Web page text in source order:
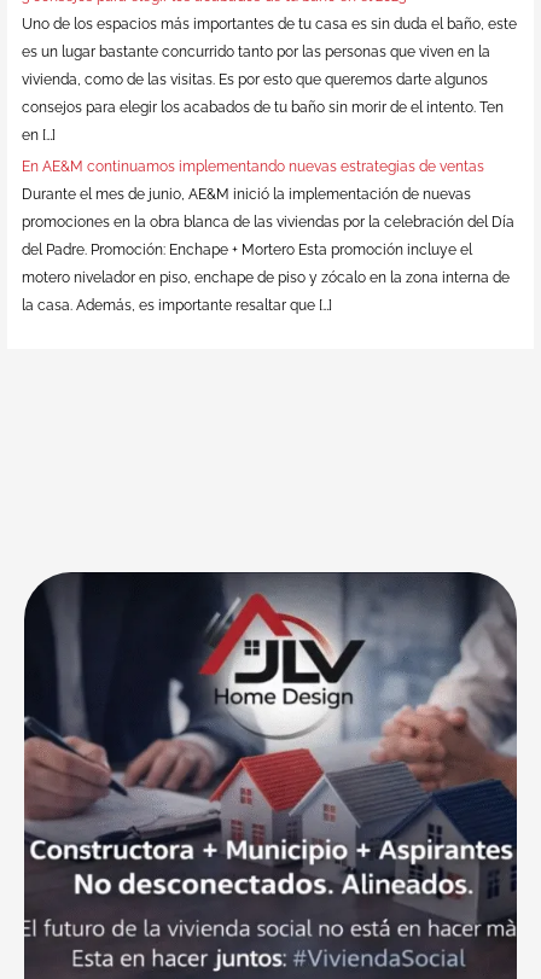
Uno de los espacios más importantes de tu casa es sin duda el baño, este
es un lugar bastante concurrido tanto por las personas que viven en la
vivienda, como de las visitas. Es por esto que queremos darte algunos
consejos para elegir los acabados de tu baño sin morir de el intento. Ten
en […]
En AE&M continuamos implementando nuevas estrategias de ventas
Durante el mes de junio, AE&M inició la implementación de nuevas
promociones en la obra blanca de las viviendas por la celebración del Día
del Padre. Promoción: Enchape + Mortero Esta promoción incluye el
motero nivelador en piso, enchape de piso y zócalo en la zona interna de
la casa. Además, es importante resaltar que […]